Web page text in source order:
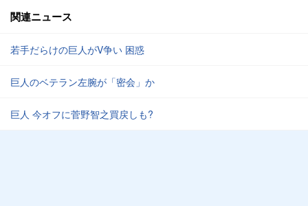
関連ニュース
若手だらけの巨人がV争い 困惑
巨人のベテラン左腕が「密会」か
巨人 今オフに菅野智之買戻しも?